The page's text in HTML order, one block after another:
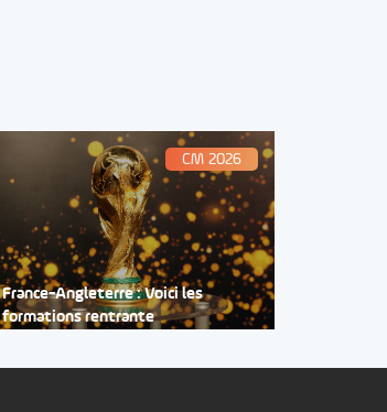
CM 2026
France-Angleterre : Voici les
formations rentrante